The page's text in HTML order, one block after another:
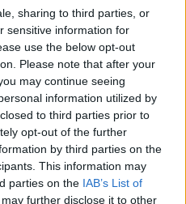
sharing to third parties, or
sensitive information for
use the below opt-out
Please note that after your
may continue seeing
information utilized by
to third parties prior to
opt-out of the further
by third parties on the
This information may
parties on the IAB’s List of
further disclose it to other
személyes hangvételű
megélések alapján
úgy olvasni és
a történetet, mintha
a fiú, aki vidékről
hiszen, így is volt,
Erdélyből jöttem.